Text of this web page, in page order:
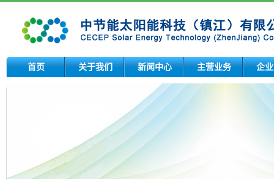
首页 关于我们 新闻中心 主营业务 企